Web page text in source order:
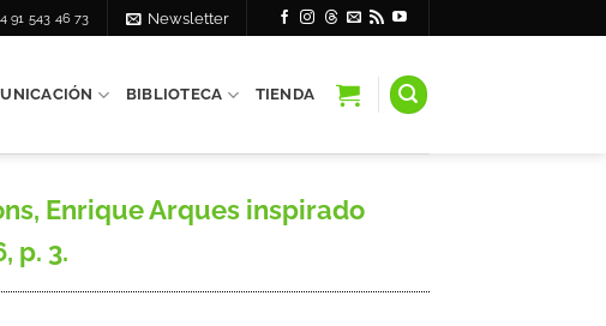
91 543 46 73 Newsletter
BIBLIOTECA TIENDA
Enrique Arques inspirado
p. 3.